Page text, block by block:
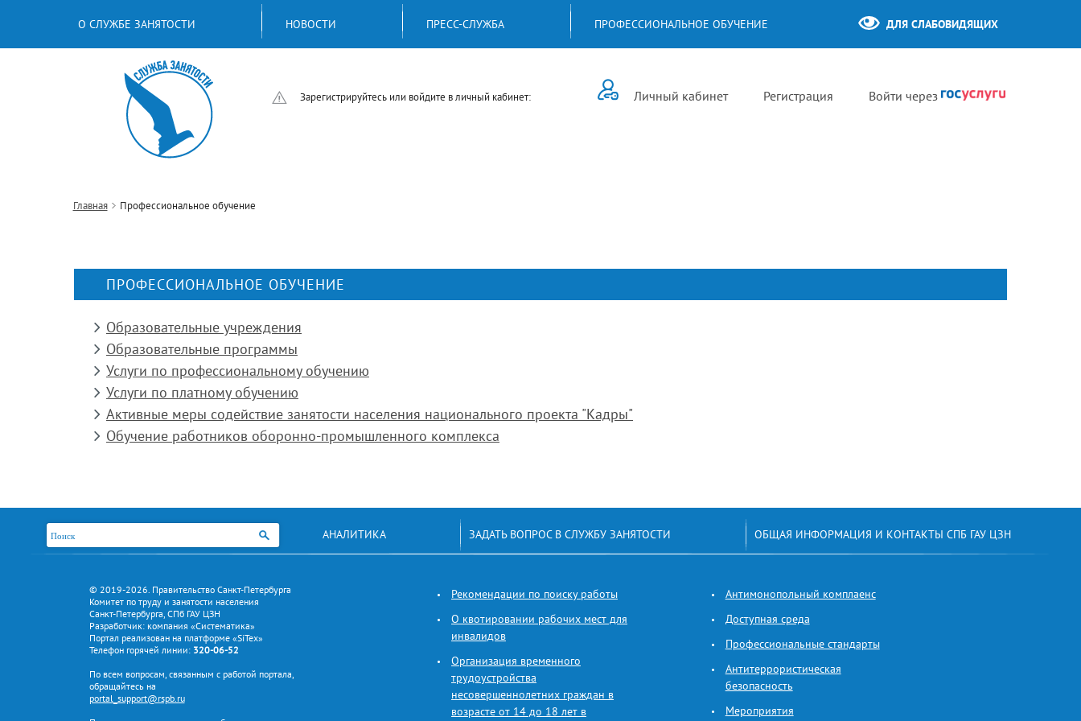
О СЛУЖБЕ ЗАНЯТОСТИ НОВОСТИ ПРЕСС-СЛУЖБА ПРОФЕССИОНАЛЬНОЕ ОБУЧЕНИЕ ДЛЯ СЛАБОВИДЯЩИХ
Зарегистрируйтесь или войдите в личный кабинет: Личный кабинет Регистрация Войти через
Главная Профессиональное обучение
ПРОФЕССИОНАЛЬНОЕ ОБУЧЕНИЕ
Образовательные учреждения
Образовательные программы
Услуги по профессиональному обучению
Услуги по платному обучению
Активные меры содействие занятости населения национального проекта "Кадры"
Обучение работников оборонно-промышленного комплекса
АНАЛИТИКА ЗАДАТЬ ВОПРОС В СЛУЖБУ ЗАНЯТОСТИ ОБЩАЯ ИНФОРМАЦИЯ И КОНТАКТЫ СПБ ГАУ ЦЗН
© 2019-2026. Правительство Санкт-Петербурга
Комитет по труду и занятости населения
Санкт-Петербурга, СПб ГАУ ЦЗН
Разработчик: компания «Систематика»
Портал реализован на платформе «SiTex»
Телефон горячей линии: 320-06-52
По всем вопросам, связанным с работой портала,
обращайтесь на
portal_support@rspb.ru
Рекомендации по поиску работы
О квотировании рабочих мест для
инвалидов
Организация временного
трудоустройства
несовершеннолетних граждан в
возрасте от 14 до 18 лет в
Антимонопольный комплаенс
Доступная среда
Профессиональные стандарты
Антитеррористическая
безопасность
Мероприятия